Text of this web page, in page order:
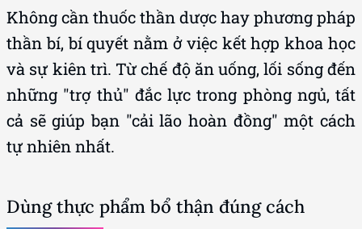
thần bí, bí quyết nằm ở việc kết hợp khoa học
và sự kiên trì. Từ chế độ ăn uống, lối sống đến
những "trợ thủ" đắc lực trong phòng ngủ, tất
cả sẽ giúp bạn "cải lão hoàn đồng" một cách
tự nhiên nhất.
Bạn có biết rằng những gì bạn ăn hàng ngày